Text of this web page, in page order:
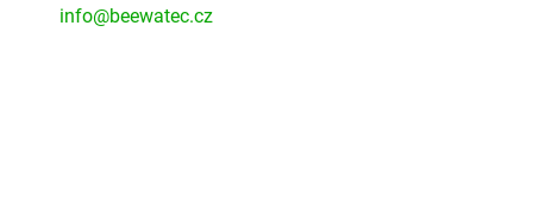
info@beewatec.cz